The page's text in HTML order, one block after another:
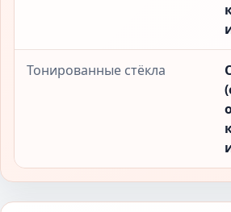
Тонированные стёкла